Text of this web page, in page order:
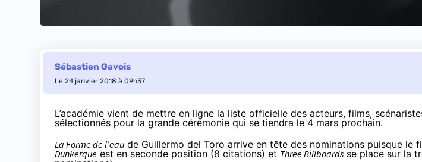
Sébastien Gavois
Le 24 janvier 2018 à 09h37
L’académie vient de mettre en ligne la liste officielle des acteurs, films,
sélectionnés pour la grande cérémonie qui se tiendra le 4 mars prochain.
La Forme de l’eau de Guillermo del Toro arrive en tête des nominations puisque le
Dunkerque est en seconde position (8 citations) et Three Billboards se place sur la